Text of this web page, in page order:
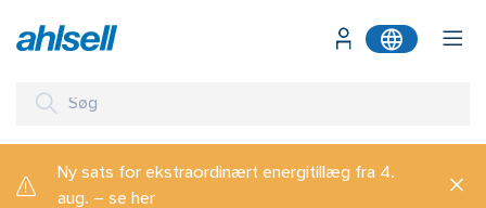
Ny sats for ekstraordinært energitillæg fra 4.
aug. – se her